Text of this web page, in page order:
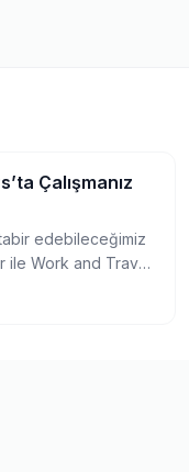
Çalışmanız
edebileceğimiz
ile Work and Travel